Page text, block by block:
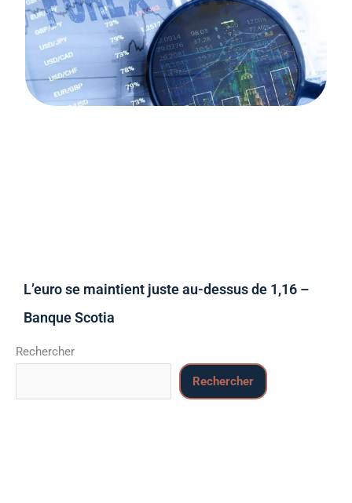
L’euro se maintient juste au-dessus de 1,16 –
Banque Scotia
Rechercher
Rechercher